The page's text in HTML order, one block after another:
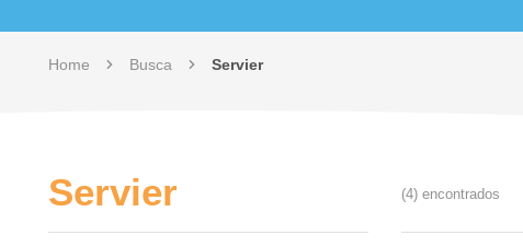
Home Busca Servier
Servier (4) encontrados